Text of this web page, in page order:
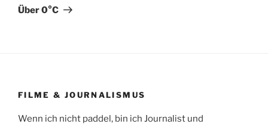
Beitrag
Über 0°C
FILME & JOURNALISMUS
Wenn ich nicht paddel, bin ich Journalist und